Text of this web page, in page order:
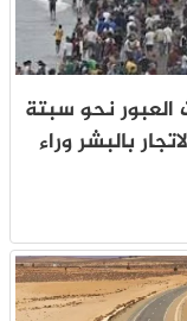
العبور نحو سبتة
بالبشر وراء